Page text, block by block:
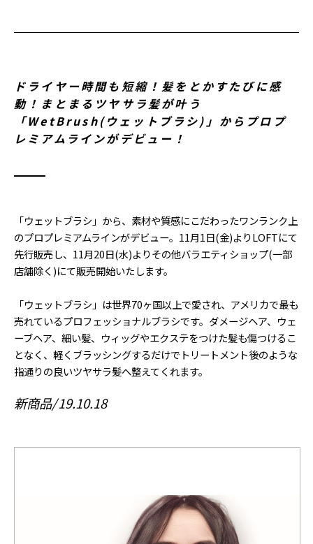
ドライヤー時間も短縮！髪をとかすたびに感
動！まとまるツヤサラ髪が叶う
「WetBrush(ウェットブラシ)」からプロプ
レミアムラインがデビュー！
「ウェットブラシ」から、素材や質感にこだわったワンランク上
のプロプレミアムラインがデビュー。11月1日(金)よりLOFTにて
先行販売し、11月20日(水)よりその他バラエティショップ(一部
店舗除く)にて販売開始いたします。
「ウェットブラシ」は世界70ヶ国以上で愛され、アメリカで最も
売れているプロフェッショナルブラシです。ダメージヘア、ウェ
ーブヘア、細い髪、ウィッグやエクステをつけた髪も傷つけるこ
となく、軽くブラッシングするだけでトリートメント後のような
指通りの良いツヤサラ髪へ整えてくれます。
新商品 19.10.18